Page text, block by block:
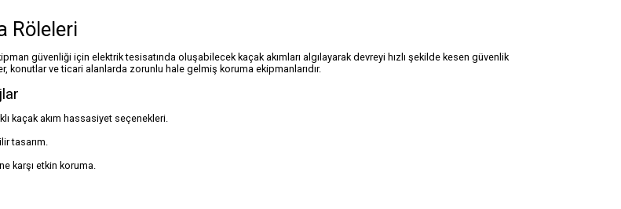
Röleleri
güvenliği için elektrik tesisatında oluşabilecek kaçak akımları algılayarak devreyi hızlı şekilde kesen güvenlik
konutlar ve ticari alanlarda zorunlu hale gelmiş koruma ekipmanlarıdır.
kaçak akım hassasiyet seçenekleri.
tasarım.
karşı etkin koruma.